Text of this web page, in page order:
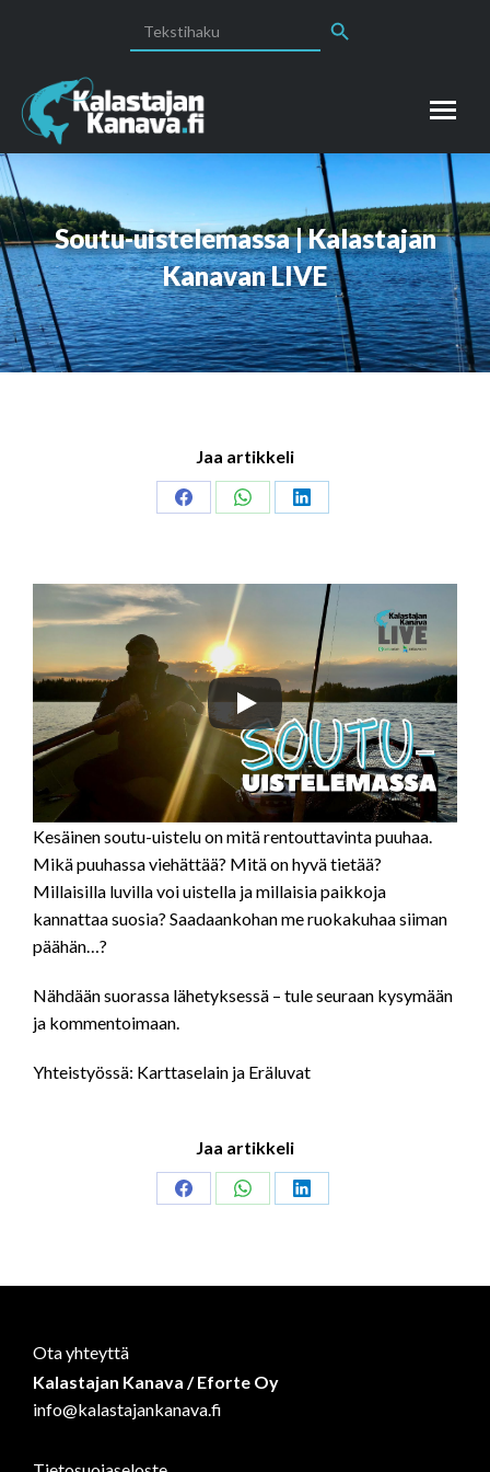
for:
Soutu-uistelemassa | Kalastajan
Kanavan LIVE
Jaa artikkeli
Share
Share
Share
Kesäinen soutu-uistelu on mitä rentouttavinta puuhaa.
Mikä puuhassa viehättää? Mitä on hyvä tietää?
Millaisilla luvilla voi uistella ja millaisia paikkoja
kannattaa suosia? Saadaankohan me ruokakuhaa siiman
päähän…?
Nähdään suorassa lähetyksessä – tule seuraan kysymään
ja kommentoimaan.
Yhteistyössä: Karttaselain ja Eräluvat
Jaa artikkeli
Share
Share
Share
Ota yhteyttä
Kalastajan Kanava / Eforte Oy
info@kalastajankanava.fi